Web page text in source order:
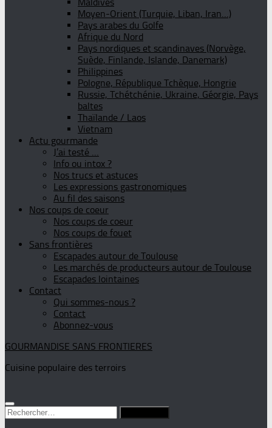
Moyen-Orient (Turquie, Liban, Iran…)
Pays arabes du Golfe
Afrique du Nord
Pays nordiques et scandinaves (Norvège,
Suède, Finlande, Islande, Danemark)
Philippines
Pologne, République Tchèque, Hongrie
Russie, Tchétchénie, Ukraine, Géorgie, Pays
baltes
Thaïlande / Laos
Vietnam
Actu gourmande
J’ai testé …
Info ou intox ?
Nos trucs et astuces
Les expressions gastronomiques
Au fil des saisons
Nos coups de coeur
Nos coups de coeur
Nos coups de fouet
Sans frontières
Escapades autour de Toulouse
Les marchés de producteurs autour de Toulouse
Escapades lointaines
Contact
Qui sommes-nous ?
Contact
Abonnez-vous
GOURMANDISE SANS FRONTIERES
Cuisine populaire des terroirs
Rechercher :